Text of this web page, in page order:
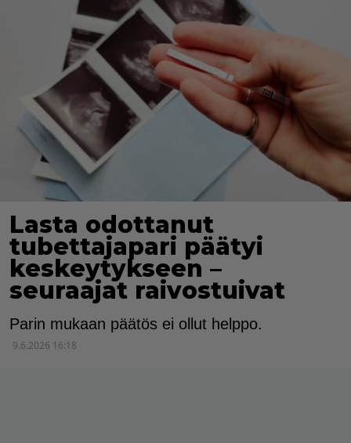
Lasta odottanut
tubettajapari päätyi
keskeytykseen –
seuraajat raivostuivat
Parin mukaan päätös ei ollut helppo.
9.6.2026 16:18